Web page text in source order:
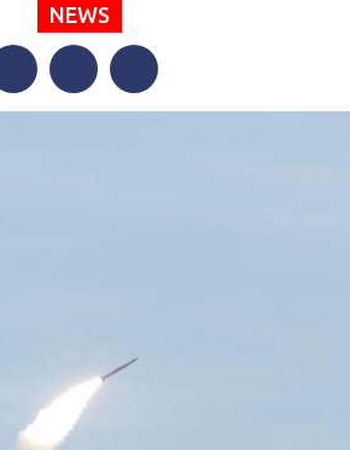
NEWS
TwitterTelegram